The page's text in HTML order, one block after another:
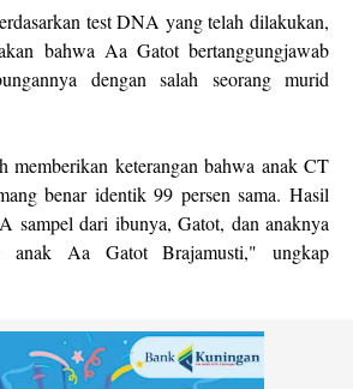
test DNA yang telah dilakukan,
bahwa Aa Gatot bertanggungjawab
dengan salah seorang murid
memberikan keterangan bahwa anak CT
benar identik 99 persen sama. Hasil
sampel dari ibunya, Gatot, dan anaknya
anak Aa Gatot Brajamusti," ungkap